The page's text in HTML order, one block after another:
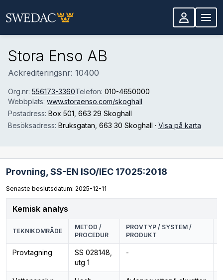
Stora Enso AB
Ackrediteringsnr: 10400
Org.nr: 556173-3360Telefon: 010-4650000
Webbplats: ​www.storaenso.com/skoghall
Postadress: Box 501 , 663 29 Skoghall
Besöksadress: Bruksgatan , 663 30 Skoghall · Visa på karta
Provning, SS-EN ISO/IEC 17025:2018
Senaste beslutsdatum: 2025-12-11
Kemisk analys
TEKNIKOMRÅDE
METOD /
PROCEDUR
PROVTYP / SYSTEM /
PRODUKT
Provtagning
SS 028148,
utg 1
-